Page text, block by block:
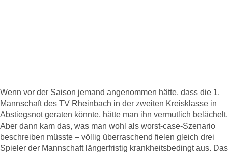
Wenn vor der Saison jemand angenommen hätte, dass die 1.
Mannschaft des TV Rheinbach in der zweiten Kreisklasse in
Abstiegsnot geraten könnte, hätte man ihn vermutlich belächelt.
Aber dann kam das, was man wohl als worst-case-Szenario
beschreiben müsste – völlig überraschend fielen gleich drei
Spieler der Mannschaft längerfristig krankheitsbedingt aus. Das